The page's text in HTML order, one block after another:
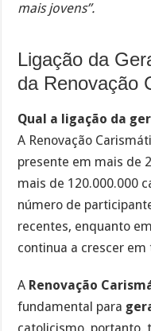
mais jovens”.
Ligação da
da Renovação
Qual a ligação da
A Renovação
presente em mais de
mais de 120.000.000
número de
recentes, enquanto
continua a crescer
A Renovação
fundamental para
catolicismo, portanto,